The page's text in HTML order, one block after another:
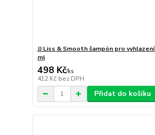
JJ Liss & Smooth šampón pro
ml
498 Kč/ks
412 Kč bez DPH
Přidat do košíku